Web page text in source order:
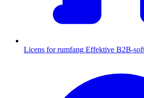
Licens for rumfang Effektive B2B-